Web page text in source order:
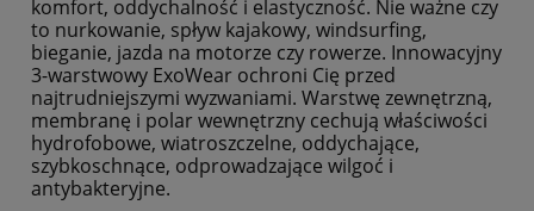
komfort, oddychalność i elastyczność. Nie ważne czy
to nurkowanie, spływ kajakowy, windsurfing,
bieganie, jazda na motorze czy rowerze. Innowacyjny
3-warstwowy ExoWear ochroni Cię przed
najtrudniejszymi wyzwaniami. Warstwę zewnętrzną,
membranę i polar wewnętrzny cechują właściwości
hydrofobowe, wiatroszczelne, oddychające,
szybkoschnące, odprowadzające wilgoć i
antybakteryjne.